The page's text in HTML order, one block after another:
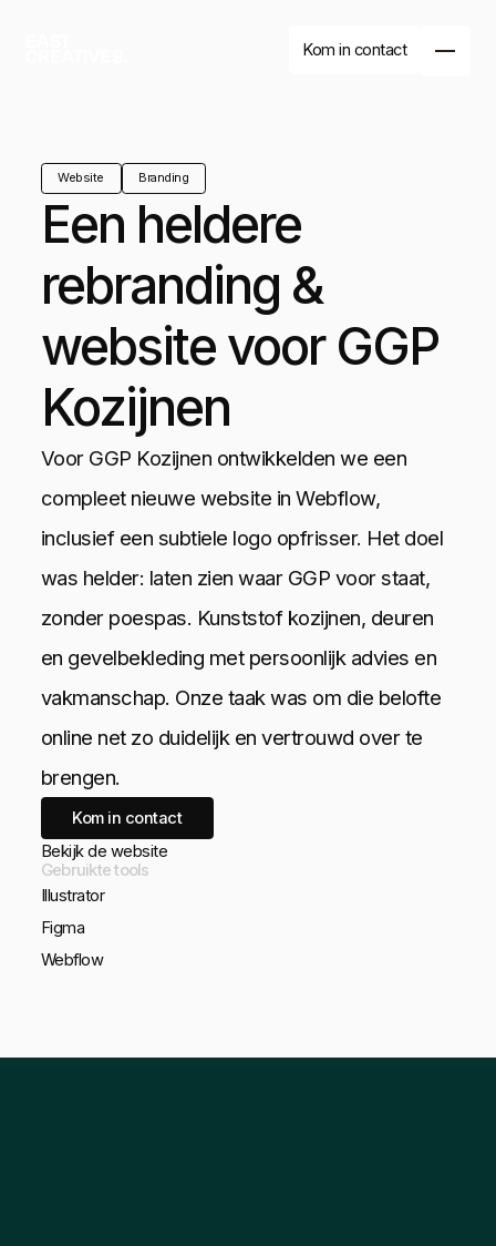
Branding Website
Drukwerk
Branding
Drukwerk
Kom in contact
Website Branding
Een heldere
rebranding &
website voor GGP
Kozijnen
Voor GGP Kozijnen ontwikkelden we een
compleet nieuwe website in Webflow,
inclusief een subtiele logo opfrisser. Het doel
was helder: laten zien waar GGP voor staat,
zonder poespas. Kunststof kozijnen, deuren
en gevelbekleding met persoonlijk advies en
vakmanschap. Onze taak was om die belofte
online net zo duidelijk en vertrouwd over te
brengen.
Kom in contact
Bekijk de website
Gebruikte tools
Illustrator
Figma
Webflow